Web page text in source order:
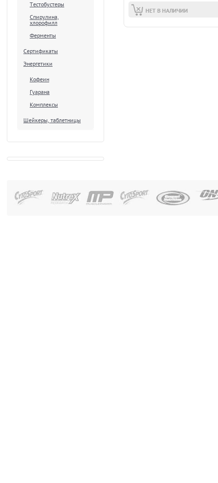
Тестобустеры
Спирулина,
хлорофилл
Ферменты
Сертификаты
Энергетики
Кофеин
Гуарана
Комплексы
Шейкеры, таблетницы
НЕТ В НАЛИЧИИ